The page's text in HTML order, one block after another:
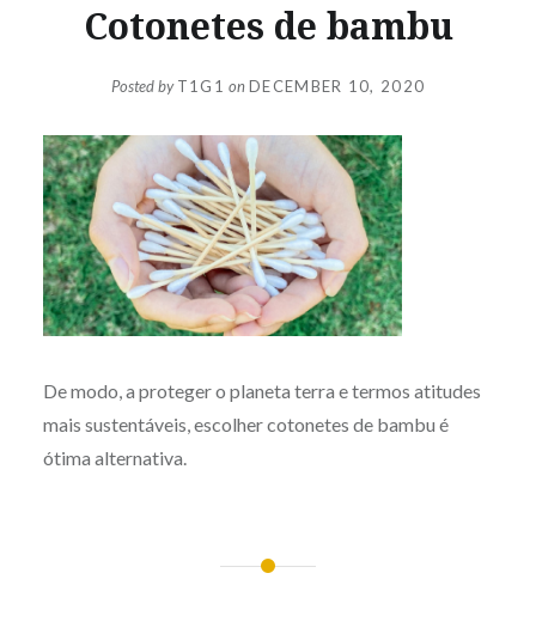
Cotonetes de bambu
Posted byT1G1 onDECEMBER 10, 2020
De modo, a proteger o planeta terra e termos atitudes
mais sustentáveis, escolher cotonetes de bambu é
ótima alternativa.